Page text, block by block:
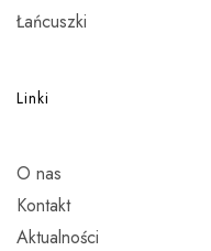
Łańcuszki
Linki
O nas
Kontakt
Aktualności